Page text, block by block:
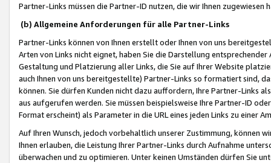
Partner-Links müssen die Partner-ID nutzen, die wir Ihnen zugewiesen
(b) Allgemeine Anforderungen für alle Partner-Links
Partner-Links können von Ihnen erstellt oder Ihnen von uns
Arten von Links nicht eignet, haben Sie die Darstellung
Gestaltung und Platzierung aller Links, die Sie auf Ihrer Website
auch Ihnen von uns bereitgestellte) Partner-Links so formatiert sind,
können. Sie dürfen Kunden nicht dazu auffordern, Ihre Partner-Links
aus aufgerufen werden. Sie müssen beispielsweise Ihre Partner-ID
Format erscheint) als Parameter in die URL eines jeden Links zu einer
Auf Ihren Wunsch, jedoch vorbehaltlich unserer Zustimmung, können
Ihnen erlauben, die Leistung Ihrer Partner-Links durch Aufnahme
überwachen und zu optimieren. Unter keinen Umständen dürfen Sie